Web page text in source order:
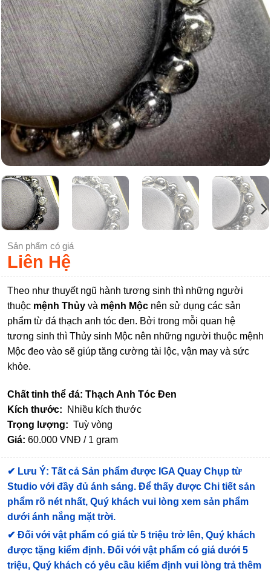
Sản phẩm có giá
Liên Hệ
Theo như thuyết ngũ hành tương sinh thì những người
thuộc mệnh Thủy và mệnh Mộc nên sử dụng các sản
phẩm từ đá thạch anh tóc đen. Bởi trong mỗi quan hệ
tương sinh thì Thủy sinh Mộc nên những người thuộc mệnh
Mộc đeo vào sẽ giúp tăng cường tài lộc, vận may và sức
khỏe.
Chất tinh thể đá: Thạch Anh Tóc Đen
Kích thước: Nhiều kích thước
Trọng lượng: Tuỳ vòng
Giá: 60.000 VNĐ / 1 gram
✔ Lưu Ý: Tất cả Sản phẩm được IGA Quay Chụp từ
Studio với đầy đủ ánh sáng. Để thấy được Chi tiết sản
phẩm rõ nét nhất, Quý khách vui lòng xem sản phẩm
dưới ánh nắng mặt trời.
✔ Đối với vật phẩm có giá từ 5 triệu trở lên, Quý khách
được tặng kiểm định. Đối với vật phẩm có giá dưới 5
triệu, Quý khách có yêu cầu kiểm định vui lòng trả thêm